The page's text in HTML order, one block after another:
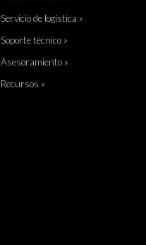
Servicio de logística »
Soporte técnico »
Asesoramiento »
Recursos »